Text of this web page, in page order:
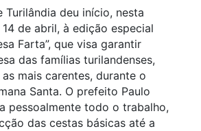
Turilândia deu início, nesta
de abril, à edição especial
Farta”, que visa garantir
das famílias turilandenses,
mais carentes, durante o
Santa. O prefeito Paulo
pessoalmente todo o trabalho,
das cestas básicas até a